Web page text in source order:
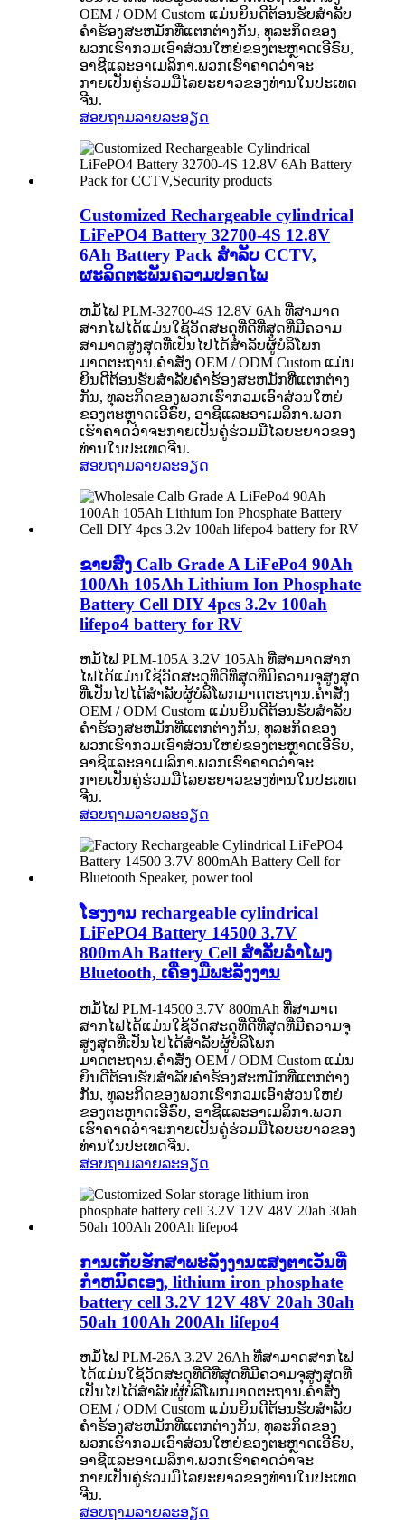
OEM / ODM Custom ແມ່ນຍິນດີຕ້ອນຮັບສໍາລັບ
ຄໍາຮ້ອງສະຫມັກທີ່ແຕກຕ່າງກັນ, ທຸລະກິດຂອງ
ພວກເຮົາກວມເອົາສ່ວນໃຫຍ່ຂອງຕະຫຼາດເອີຣົບ,
ອາຊີແລະອາເມລິກາ.ພວກເຮົາຄາດວ່າຈະ
ກາຍເປັນຄູ່ຮ່ວມມືໄລຍະຍາວຂອງທ່ານໃນປະເທດ
ຈີນ.
ສອບຖາມລາຍລະອຽດ
Customized Rechargeable cylindrical
LiFePO4 Battery 32700-4S 12.8V
6Ah Battery Pack ສໍາລັບ CCTV,
ຜະລິດຕະພັນຄວາມປອດໄພ
ຫມໍ້ໄຟ PLM-32700-4S 12.8V 6Ah ທີ່ສາມາດ
ສາກໄຟໄດ້ແມ່ນໃຊ້ວັດສະດຸທີ່ດີທີ່ສຸດທີ່ມີຄວາມ
ສາມາດສູງສຸດທີ່ເປັນໄປໄດ້ສໍາລັບຜູ້ບໍລິໂພກ
ມາດຕະຖານ.ຄໍາສັ່ງ OEM / ODM Custom ແມ່ນ
ຍິນດີຕ້ອນຮັບສໍາລັບຄໍາຮ້ອງສະຫມັກທີ່ແຕກຕ່າງ
ກັນ, ທຸລະກິດຂອງພວກເຮົາກວມເອົາສ່ວນໃຫຍ່
ຂອງຕະຫຼາດເອີຣົບ, ອາຊີແລະອາເມລິກາ.ພວກ
ເຮົາຄາດວ່າຈະກາຍເປັນຄູ່ຮ່ວມມືໄລຍະຍາວຂອງ
ທ່ານໃນປະເທດຈີນ.
ສອບຖາມລາຍລະອຽດ
ຂາຍສົ່ງ Calb Grade A LiFePo4 90Ah
100Ah 105Ah Lithium Ion Phosphate
Battery Cell DIY 4pcs 3.2v 100ah
lifepo4 battery for RV
ຫມໍ້ໄຟ PLM-105A 3.2V 105Ah ທີ່ສາມາດສາກ
ໄຟໄດ້ແມ່ນໃຊ້ວັດສະດຸທີ່ດີທີ່ສຸດທີ່ມີຄວາມຈຸສູງສຸດ
ທີ່ເປັນໄປໄດ້ສໍາລັບຜູ້ບໍລິໂພກມາດຕະຖານ.ຄໍາສັ່ງ
OEM / ODM Custom ແມ່ນຍິນດີຕ້ອນຮັບສໍາລັບ
ຄໍາຮ້ອງສະຫມັກທີ່ແຕກຕ່າງກັນ, ທຸລະກິດຂອງ
ພວກເຮົາກວມເອົາສ່ວນໃຫຍ່ຂອງຕະຫຼາດເອີຣົບ,
ອາຊີແລະອາເມລິກາ.ພວກເຮົາຄາດວ່າຈະ
ກາຍເປັນຄູ່ຮ່ວມມືໄລຍະຍາວຂອງທ່ານໃນປະເທດ
ຈີນ.
ສອບຖາມລາຍລະອຽດ
ໂຮງງານ rechargeable cylindrical
LiFePO4 Battery 14500 3.7V
800mAh Battery Cell ສໍາລັບລໍາໂພງ
Bluetooth, ເຄື່ອງມືພະລັງງານ
ຫມໍ້ໄຟ PLM-14500 3.7V 800mAh ທີ່ສາມາດ
ສາກໄຟໄດ້ແມ່ນໃຊ້ວັດສະດຸທີ່ດີທີ່ສຸດທີ່ມີຄວາມຈຸ
ສູງສຸດທີ່ເປັນໄປໄດ້ສໍາລັບຜູ້ບໍລິໂພກ
ມາດຕະຖານ.ຄໍາສັ່ງ OEM / ODM Custom ແມ່ນ
ຍິນດີຕ້ອນຮັບສໍາລັບຄໍາຮ້ອງສະຫມັກທີ່ແຕກຕ່າງ
ກັນ, ທຸລະກິດຂອງພວກເຮົາກວມເອົາສ່ວນໃຫຍ່
ຂອງຕະຫຼາດເອີຣົບ, ອາຊີແລະອາເມລິກາ.ພວກ
ເຮົາຄາດວ່າຈະກາຍເປັນຄູ່ຮ່ວມມືໄລຍະຍາວຂອງ
ທ່ານໃນປະເທດຈີນ.
ສອບຖາມລາຍລະອຽດ
ການເກັບຮັກສາພະລັງງານແສງຕາເວັນທີ່
ກໍາຫນົດເອງ, lithium iron phosphate
battery cell 3.2V 12V 48V 20ah 30ah
50ah 100Ah 200Ah lifepo4
ຫມໍ້ໄຟ PLM-26A 3.2V 26Ah ທີ່ສາມາດສາກໄຟ
ໄດ້ແມ່ນໃຊ້ວັດສະດຸທີ່ດີທີ່ສຸດທີ່ມີຄວາມຈຸສູງສຸດທີ່
ເປັນໄປໄດ້ສໍາລັບຜູ້ບໍລິໂພກມາດຕະຖານ.ຄໍາສັ່ງ
OEM / ODM Custom ແມ່ນຍິນດີຕ້ອນຮັບສໍາລັບ
ຄໍາຮ້ອງສະຫມັກທີ່ແຕກຕ່າງກັນ, ທຸລະກິດຂອງ
ພວກເຮົາກວມເອົາສ່ວນໃຫຍ່ຂອງຕະຫຼາດເອີຣົບ,
ອາຊີແລະອາເມລິກາ.ພວກເຮົາຄາດວ່າຈະ
ກາຍເປັນຄູ່ຮ່ວມມືໄລຍະຍາວຂອງທ່ານໃນປະເທດ
ຈີນ.
ສອບຖາມລາຍລະອຽດ